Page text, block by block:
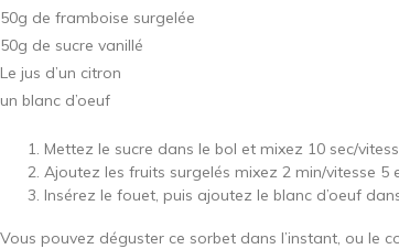
50g de framboise surgelée
50g de sucre vanillé
Le jus d’un citron
un blanc d’oeuf
Mettez le sucre dans le bol et mixez 10 sec/
Ajoutez les fruits surgelés mixez 2 min/vitesse
Insérez le fouet, puis ajoutez le blanc d’oeuf
Vous pouvez déguster ce sorbet dans l’instant, ou le